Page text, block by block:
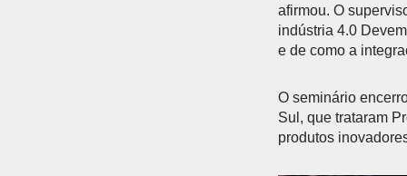
afirmou. O
indústria 4.0
e de como a
O seminário
Sul, que trataram
produtos